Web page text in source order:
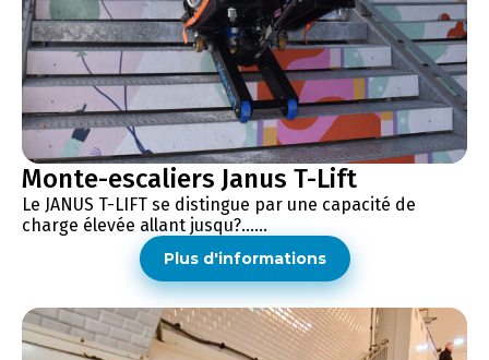
Monte-escaliers Janus T-Lift
Le JANUS T-LIFT se distingue par une capacité de
charge élevée allant jusqu?......
Plus d'informations